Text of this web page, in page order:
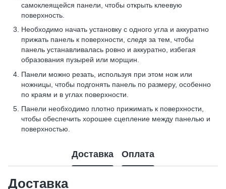
самоклеящейся панели, чтобы открыть клеевую
поверхность.
Необходимо начать установку с одного угла и аккуратно
прижать панель к поверхности, следя за тем, чтобы
панель устанавливалась ровно и аккуратно, избегая
образования пузырей или морщин.
Панели можно резать, используя при этом нож или
ножницы, чтобы подгонять панель по размеру, особенно
по краям и в углах поверхности.
Панели необходимо плотно прижимать к поверхности,
чтобы обеспечить хорошее сцепление между панелью и
поверхностью.
Доставка Оплата
Доставка